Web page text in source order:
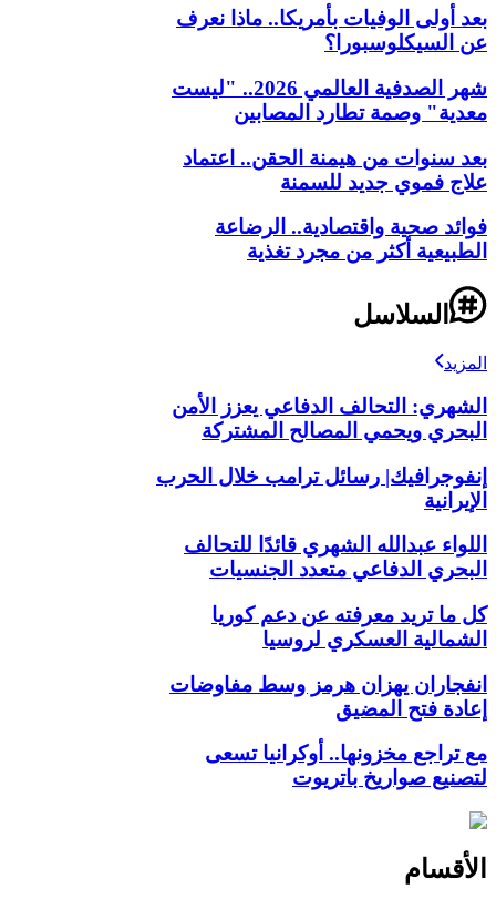
بعد أولى الوفيات بأمريكا.. ماذا نعرف
عن السيكلوسبورا؟
شهر الصدفية العالمي 2026.. "ليست
معدية" وصمة تطارد المصابين
بعد سنوات من هيمنة الحقن.. اعتماد
علاج فموي جديد للسمنة
فوائد صحية واقتصادية.. الرضاعة
الطبيعية أكثر من مجرد تغذية
السلاسل
المزيد
الشهري: التحالف الدفاعي يعزز الأمن
البحري ويحمي المصالح المشتركة
إنفوجرافيك| رسائل ترامب خلال الحرب
الإيرانية
اللواء عبدالله الشهري قائدًا للتحالف
البحري الدفاعي متعدد الجنسيات
كل ما تريد معرفته عن دعم كوريا
الشمالية العسكري لروسيا
انفجاران يهزان هرمز وسط مفاوضات
إعادة فتح المضيق
مع تراجع مخزونها.. أوكرانيا تسعى
لتصنيع صواريخ باتريوت
الأقسام